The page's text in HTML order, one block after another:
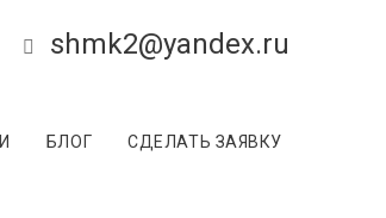
shmk2@yandex.ru
БЛОГ СДЕЛАТЬ ЗАЯВКУ